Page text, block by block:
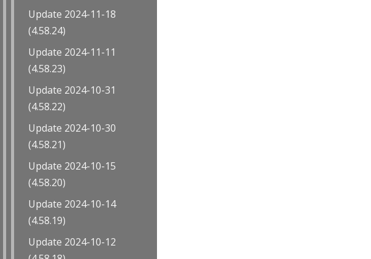
Update 2024-11-18
(4.58.24)
Update 2024-11-11
(4.58.23)
Update 2024-10-31
(4.58.22)
Update 2024-10-30
(4.58.21)
Update 2024-10-15
(4.58.20)
Update 2024-10-14
(4.58.19)
Update 2024-10-12